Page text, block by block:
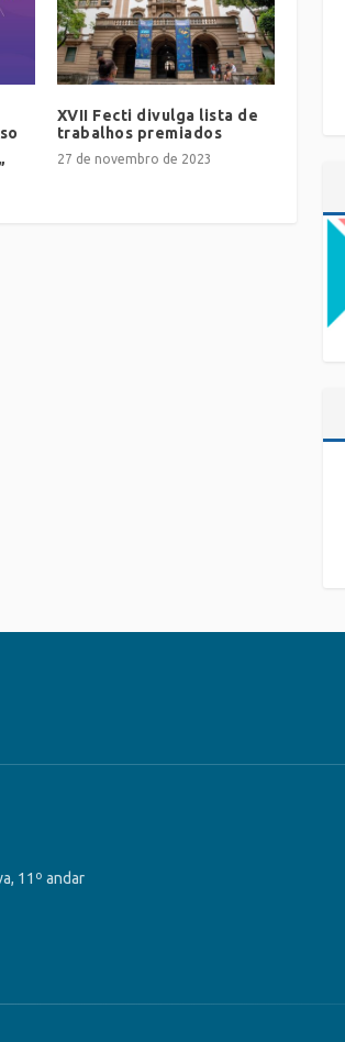
XVII Fecti divulga lista de
trabalhos premiados
27 de novembro de 2023
11º andar